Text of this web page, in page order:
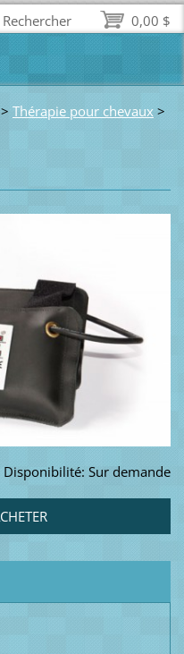
> Thérapie pour chevaux >
Disponibilité: Sur demande
0,00 $
Rechercher